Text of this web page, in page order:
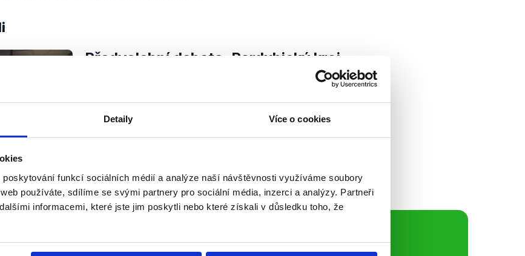
Detaily Více o cookies
poskytování funkcí sociálních médií a analýze naší návštěvnosti využíváme soubory
používáte, sdílíme se svými partnery pro sociální média, inzerci a analýzy. Partneři
informacemi, které jste jim poskytli nebo které získali v důsledku toho, že
Předvolební debata: Pardubický kraj
Jan Foldyna (KSČM), Robert Hrdina (Strana
zelených), Martin Kolovratník (ANO), Michal...
Sociální sítě